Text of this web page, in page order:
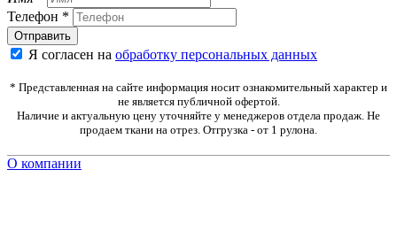
Телефон *
Я согласен на обработку персональных данных
* Представленная на сайте информация носит ознакомительный характер и
не является публичной офертой.
Наличие и актуальную цену уточняйте у менеджеров отдела продаж. Не
продаем ткани на отрез. Отгрузка - от 1 рулона.
О компании